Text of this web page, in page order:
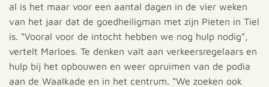
al is het maar voor een aantal dagen in de vier weken
van het jaar dat de goedheiligman met zijn Pieten in Tiel
is. “Vooral voor de intocht hebben we nog hulp nodig”,
vertelt Marloes. Te denken valt aan verkeersregelaars en
hulp bij het opbouwen en weer opruimen van de podia
aan de Waalkade en in het centrum. “We zoeken ook